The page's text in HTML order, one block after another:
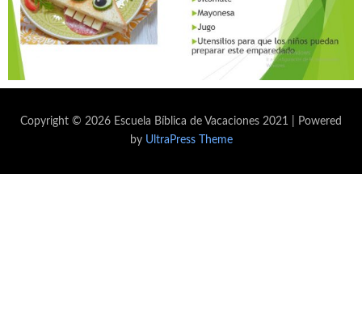
Copyright © 2026 Escuela Bíblica de Vacaciones 2021 | Powered
by UltraPress Theme